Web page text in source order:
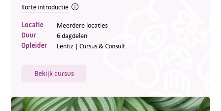
Korte introductie
Locatie Meerdere locaties
Duur 6 dagdelen
Opleider Lentiz | Cursus & Consult
Bekijk cursus